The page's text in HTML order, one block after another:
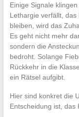
Einige Signale
Lethargie verfällt,
bleiben, wird das
Es geht nicht mehr
sondern die
bedroht. Solange
Rückkehr in die
ein Rätsel aufgibt.
Hier sind konkret die
Entscheidung ist, das